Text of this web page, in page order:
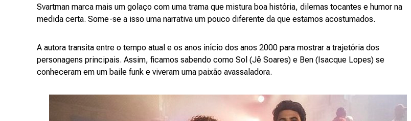
Svartman marca mais um golaço com uma trama que mistura boa história, dilemas tocantes e humor na
medida certa. Some-se a isso uma narrativa um pouco diferente da que estamos acostumados.
A autora transita entre o tempo atual e os anos início dos anos 2000 para mostrar a trajetória dos
personagens principais. Assim, ficamos sabendo como Sol (Jê Soares) e Ben (Isacque Lopes) se
conheceram em um baile funk e viveram uma paixão avassaladora.